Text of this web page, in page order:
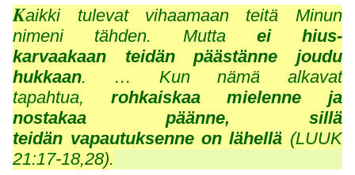
Kaikki tulevat vihaamaan teitä Minun
nimeni tähden. Mutta ei hius-
karvaakaan teidän päästänne joudu
hukkaan. … Kun nämä alkavat
tapahtua, rohkaiskaa mielenne ja
nostakaa päänne, sillä
teidän vapautuksenne on lähellä (LUUK
21:17-18,28).